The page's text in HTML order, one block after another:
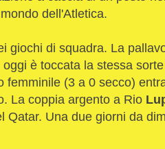
dell'Atletica.
giochi di squadra. La
oggi è toccata la stessa
femminile (3 a 0 secco)
La coppia argento a Rio
Qatar. Una due giorni da